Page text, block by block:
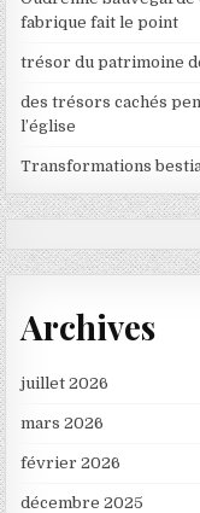
fabrique fait le point
trésor du patrimoine
des trésors cachés
l’église
Transformations
Archives
juillet 2026
mars 2026
février 2026
décembre 2025